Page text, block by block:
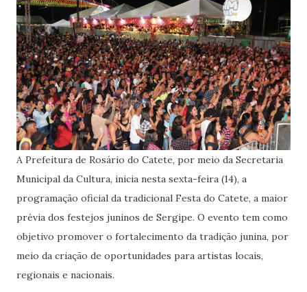
A Prefeitura de Rosário do Catete, por meio da Secretaria
Municipal da Cultura, inicia nesta sexta-feira (14), a
programação oficial da tradicional Festa do Catete, a maior
prévia dos festejos juninos de Sergipe. O evento tem como
objetivo promover o fortalecimento da tradição junina, por
meio da criação de oportunidades para artistas locais,
regionais e nacionais.